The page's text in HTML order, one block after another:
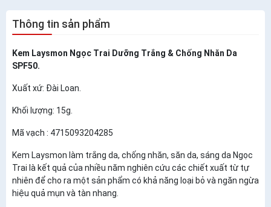
Thông tin sản phẩm
Kem Laysmon Ngọc Trai Dưỡng Trắng & Chống Nhăn Da
SPF50.
Xuất xứ: Đài Loan.
Khối lượng: 15g.
Mã vạch : 4715093204285
Kem Laysmon làm trắng da, chống nhăn, săn da, sáng da Ngọc
Trai là kết quả của nhiều năm nghiên cứu các chiết xuất từ tự
nhiên để cho ra một sản phẩm có khả năng loại bỏ và ngăn ngừa
hiệu quả mụn và tàn nhang.